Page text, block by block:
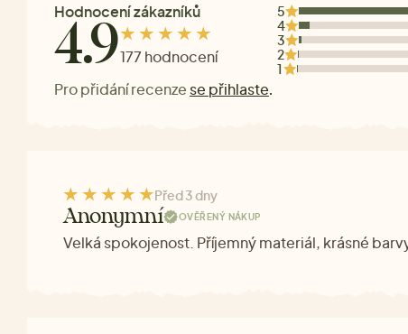
Hodnocení zákazníků
4.9177 hodnocení
Pro přidání recenze se přihlaste.
5
4
3
2
1
Před 3 dny
Anonymní OVĚŘENÝ NÁKUP
Velká spokojenost. Příjemný materiál, krásné